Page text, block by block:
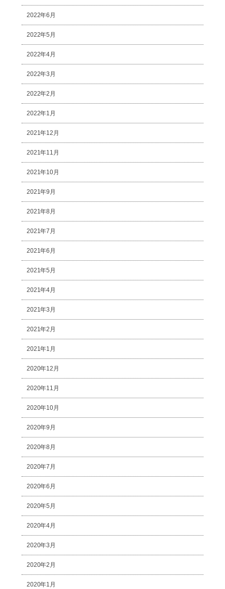
2022年6月
2022年5月
2022年4月
2022年3月
2022年2月
2022年1月
2021年12月
2021年11月
2021年10月
2021年9月
2021年8月
2021年7月
2021年6月
2021年5月
2021年4月
2021年3月
2021年2月
2021年1月
2020年12月
2020年11月
2020年10月
2020年9月
2020年8月
2020年7月
2020年6月
2020年5月
2020年4月
2020年3月
2020年2月
2020年1月